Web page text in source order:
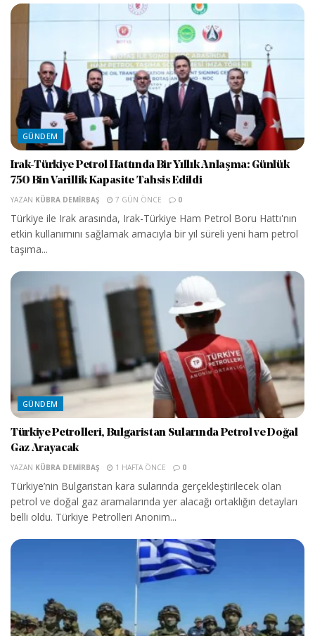
GÜNDEM
Irak-Türkiye Petrol Hattında Bir Yıllık Anlaşma: Günlük
750 Bin Varillik Kapasite Tahsis Edildi
YAZAN KÜBRA DEMIRBAŞ 7 GÜN ÖNCE 0
Türkiye ile Irak arasında, Irak-Türkiye Ham Petrol Boru Hattı'nın
etkin kullanımını sağlamak amacıyla bir yıl süreli yeni ham petrol
taşıma...
GÜNDEM
Türkiye Petrolleri, Bulgaristan Sularında Petrol ve Doğal
Gaz Arayacak
YAZAN KÜBRA DEMIRBAŞ 1 HAFTA ÖNCE 0
Türkiye’nin Bulgaristan kara sularında gerçekleştirilecek olan
petrol ve doğal gaz aramalarında yer alacağı ortaklığın detayları
belli oldu. Türkiye Petrolleri Anonim...